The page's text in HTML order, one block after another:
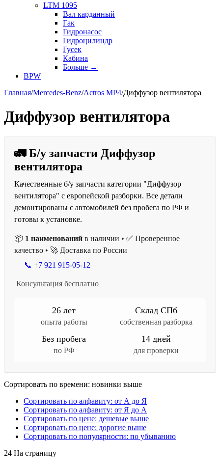
LTM 1095
Вал карданный
Гак
Гидронасос
Гидроцилиндр
Гусек
Кабина
Больше →
BPW
Главная/Mercedes-Benz/Actros MP4/Диффузор вентилятора
Диффузор вентилятора
🚛 Б/у запчасти Диффузор
вентилятора
Качественные б/у запчасти категории "Диффузор
вентилятора" с европейской разборки. Все детали
демонтированы с автомобилей без пробега по РФ и
готовы к установке.
📦 1 наименований в наличии • ✅ Проверенное
качество • 🚀 Доставка по России
📞 +7 921 915-05-12
Консультация бесплатно
26 лет
опыта работы
Склад СПб
собственная разборка
Без пробега
по РФ
14 дней
для проверки
Сортировать по времени: новинки выше
Сортировать по алфавиту: от А до Я
Сортировать по алфавиту: от Я до А
Сортировать по цене: дешевые выше
Сортировать по цене: дорогие выше
Сортировать по популярности: по убыванию
24 На страницу